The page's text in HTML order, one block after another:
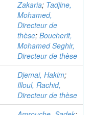
Zakaria; Tadjine,
Mohamed,
Directeur de
thèse; Boucherit,
Mohamed Seghir,
Directeur de thèse
Djemai, Hakim;
Illoul, Rachid,
Directeur de thèse